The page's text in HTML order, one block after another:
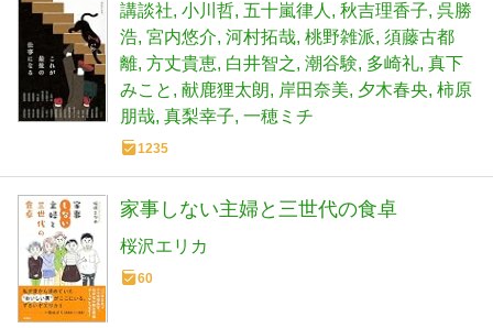
講談社 小川哲 五十嵐律人 秋吉理香子 呉勝
浩 宮内悠介 河村拓哉 桃野雑派 須藤古都
離 方丈貴恵 白井智之 潮谷験 多崎礼 真下
みこと
献鹿狸太朗 岸田奈美 夕木春央 柿原
朋哉 真梨幸子 一穂ミチ
1235
家事しない主婦と三世代の食卓
桜沢エリカ
60